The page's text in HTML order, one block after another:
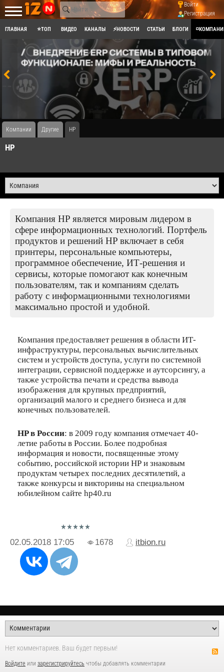
Войти
Регистрация
ГЛАВНАЯ ⭐ТОП ВИДЕО КАНАЛЫ ⚡НОВОСТИ СТАТЬИ БЛОГИ
Компании Другие HP
HP
Компания HP является мировым лидером в
сфере информационных технологий. Портфель
продуктов и решений HP включает в себя
принтеры, персональные компьютеры,
программное обеспечение, ИТ-решения и
сервисы, которые помогают как конечным
пользователям, так и компаниям сделать
работу с информационными технологиями
максимально простой и удобной.
Компания предоставляет решения в области ИТ-
инфраструктуры, персональных вычислительных
систем и устройств доступа, услуги по системной
интеграции, сервисной поддержке и аутсорсингу, а
также устройства печати и средства вывода
изображения для крупных предприятий,
организаций малого и среднего бизнеса и для
конечных пользователей.
HP в России: в 2009 году компания отмечает 40-
летие работы в России. Более подробная
информация и новости, посвященные этому
событию, российской истории НР и знаковым
продуктам четырех последних десятилетий, а
также конкурсы и викторины на специальном
юбилейном сайте hp40.ru
02.05.2018 17:05 1678 itbion.ru
Нет комментариев. Ваш будет первым!
Войдите или зарегистрируйтесь чтобы добавлять комментарии